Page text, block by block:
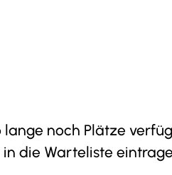
noch Plätze
die Warteliste